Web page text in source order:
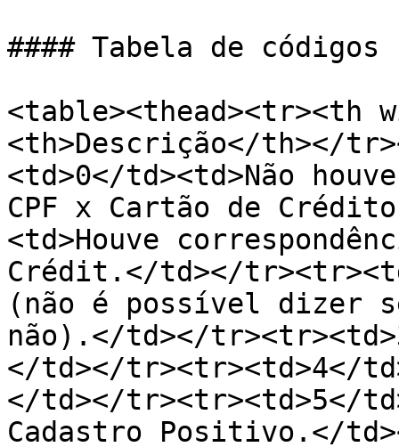
#### Tabela de códigos
<table><thead><tr><th
<th>Descrição</th></
<td>0</td><td>Não
CPF x Cartão de
<td>Houve
Crédit.</td></
(não é possível dizer
não).</td></
</td></tr><tr><td>4</
</td></tr><tr><td>5</
Cadastro Positivo.</